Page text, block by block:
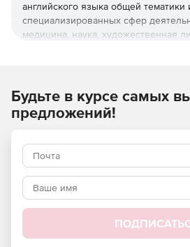
английского языка общей тематики
специализированных сфер
медицина, наука, художественная
Будьте в курсе самых
предложений!